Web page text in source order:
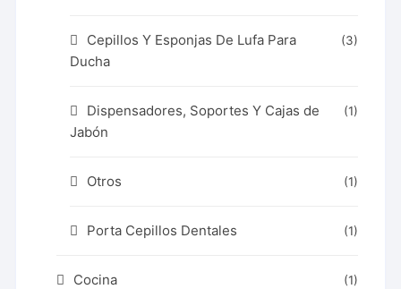
Cepillos Y Esponjas De Lufa Para
Ducha
(3)
Dispensadores, Soportes Y Cajas de
Jabón
(1)
Otros (1)
Porta Cepillos Dentales (1)
Cocina (1)